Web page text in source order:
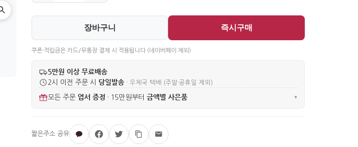
장바구니 즉시구매
쿠폰·적립금은 카드/무통장 결제 시 적용됩니다 (네이버페이 제외)
5만원 이상 무료배송
2시 이전 주문 시 당일발송 · 우체국 택배 (주말·공휴일 제외)
모든 주문 엽서 증정 · 15만원부터 금액별 사은품 ▾